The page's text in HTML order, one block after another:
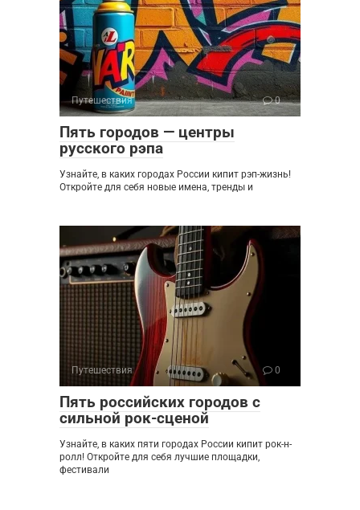
Путешествия 0
Пять городов — центры
русского рэпа
Узнайте, в каких городах России кипит рэп-жизнь!
Откройте для себя новые имена, тренды и
Путешествия 0
Пять российских городов с
сильной рок-сценой
Узнайте, в каких пяти городах России кипит рок-н-
ролл! Откройте для себя лучшие площадки,
фестивали